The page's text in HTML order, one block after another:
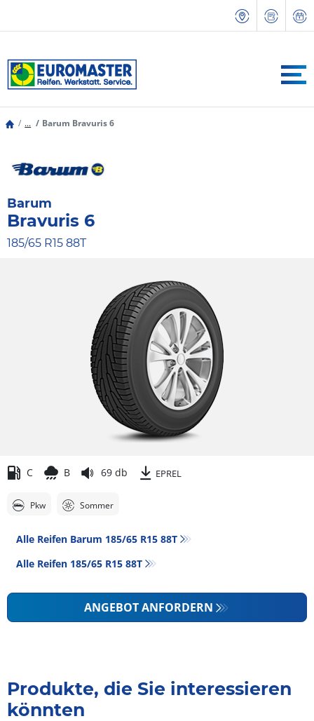
... Barum Bravuris 6
Barum
Bravuris 6
185/65 R15 88T
C B 69 db EPREL
Pkw Sommer
Alle Reifen Barum 185/65 R15 88T
Alle Reifen‎ 185/65 R15 88T
ANGEBOT ANFORDERN
Produkte, die Sie interessieren
könnten